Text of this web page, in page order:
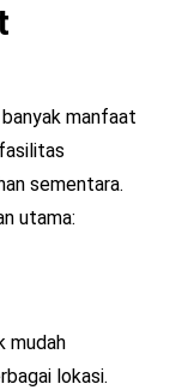
manfaat
sementara.
utama:
mudah
lokasi.